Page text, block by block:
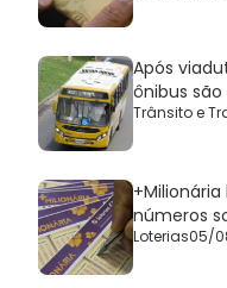
Após
ônibus
Trânsito e
números
Loterias05/